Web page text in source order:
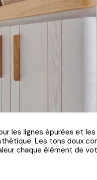
les lignes épurées et
Les tons doux
chaque élément de